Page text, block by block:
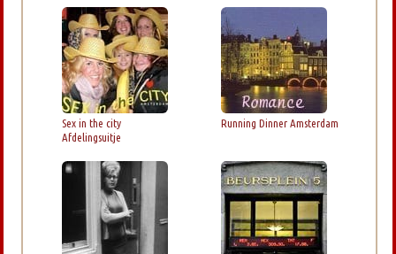
Sex in the city
Afdelingsuitje
Running Dinner Amsterdam